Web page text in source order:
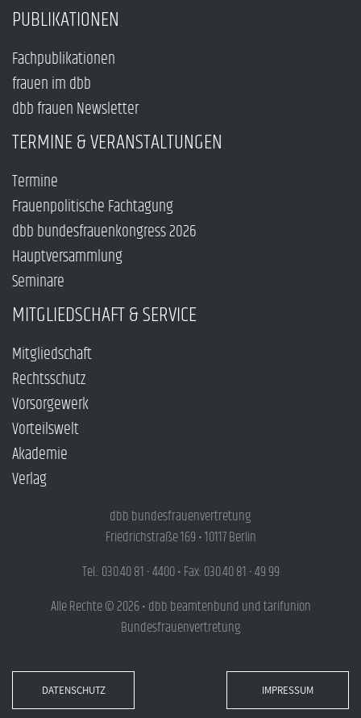
PUBLIKATIONEN
Fachpublikationen
frauen im dbb
dbb frauen Newsletter
TERMINE & VERANSTALTUNGEN
Termine
Frauenpolitische Fachtagung
dbb bundesfrauenkongress 2026
Hauptversammlung
Seminare
MITGLIEDSCHAFT & SERVICE
Mitgliedschaft
Rechtsschutz
Vorsorgewerk
Vorteilswelt
Akademie
Verlag
dbb bundesfrauenvertretung
Friedrichstraße 169 • 10117 Berlin
Tel.: 030.40 81 - 4400 • Fax: 030.40 81 - 49 99
Alle Rechte © 2026 • dbb beamtenbund und tarifunion
Bundesfrauenvertretung
DATENSCHUTZ IMPRESSUM